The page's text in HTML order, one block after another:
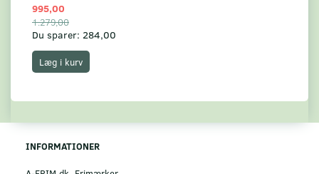
995,00
1.279,00
Du sparer: 284,00
Læg i kurv
INFORMATIONER